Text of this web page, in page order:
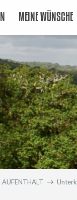
MEINE WÜNSCHE
AUFENTHALT